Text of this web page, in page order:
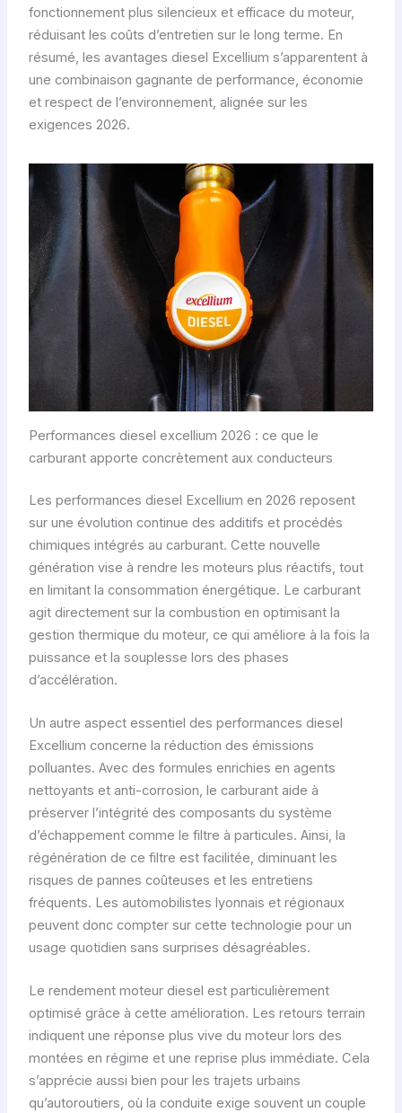
fonctionnement plus silencieux et efficace du moteur,
réduisant les coûts d’entretien sur le long terme. En
résumé, les avantages diesel Excellium s’apparentent à
une combinaison gagnante de performance, économie
et respect de l’environnement, alignée sur les
exigences 2026.
Performances diesel excellium 2026 : ce que le
carburant apporte concrètement aux conducteurs
Les performances diesel Excellium en 2026 reposent
sur une évolution continue des additifs et procédés
chimiques intégrés au carburant. Cette nouvelle
génération vise à rendre les moteurs plus réactifs, tout
en limitant la consommation énergétique. Le carburant
agit directement sur la combustion en optimisant la
gestion thermique du moteur, ce qui améliore à la fois la
puissance et la souplesse lors des phases
d’accélération.
Un autre aspect essentiel des performances diesel
Excellium concerne la réduction des émissions
polluantes. Avec des formules enrichies en agents
nettoyants et anti-corrosion, le carburant aide à
préserver l’intégrité des composants du système
d’échappement comme le filtre à particules. Ainsi, la
régénération de ce filtre est facilitée, diminuant les
risques de pannes coûteuses et les entretiens
fréquents. Les automobilistes lyonnais et régionaux
peuvent donc compter sur cette technologie pour un
usage quotidien sans surprises désagréables.
Le rendement moteur diesel est particulièrement
optimisé grâce à cette amélioration. Les retours terrain
indiquent une réponse plus vive du moteur lors des
montées en régime et une reprise plus immédiate. Cela
s’apprécie aussi bien pour les trajets urbains
qu’autoroutiers, où la conduite exige souvent un couple